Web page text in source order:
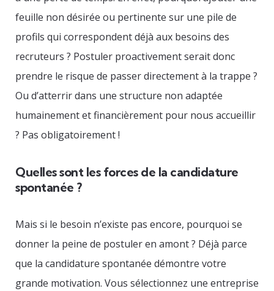
feuille non désirée ou pertinente sur une pile de
profils qui correspondent déjà aux besoins des
recruteurs ? Postuler proactivement serait donc
prendre le risque de passer directement à la trappe ?
Ou d’atterrir dans une structure non adaptée
humainement et financièrement pour nous accueillir
? Pas obligatoirement !
Quelles sont les forces de la candidature
spontanée ?
Mais si le besoin n’existe pas encore, pourquoi se
donner la peine de postuler en amont ? Déjà parce
que la candidature spontanée démontre votre
grande motivation. Vous sélectionnez une entreprise